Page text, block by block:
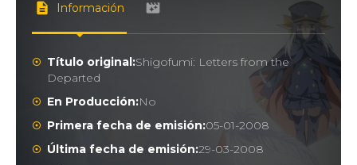
Información
Título original:Shigofumi: Letters from the
Departed
En Producción:No
Primera fecha de emisión:05-01-2008
Última fecha de emisión:29-03-2008